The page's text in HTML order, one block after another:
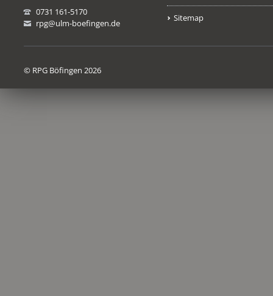
0731 161-5170
rpg@ulm-boefingen.de
Sitemap
© RPG Böfingen 2026